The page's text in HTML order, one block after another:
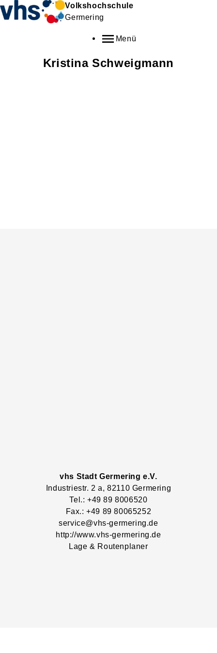
Volkshochschule
Germering
Menü
KristinaSchweigmann
vhs Stadt Germering e.V.
Industriestr. 2 a, 82110 Germering
Tel.: +49 89 8006520
Fax.: +49 89 80065252
service@vhs-germering.de
http://www.vhs-germering.de
Lage & Routenplaner